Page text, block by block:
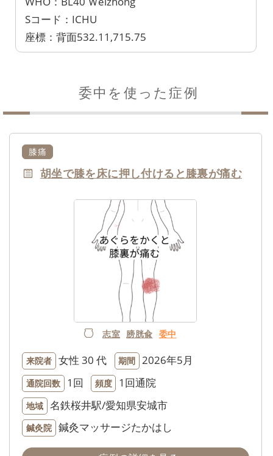
Sコード：ICHU
座標：背面532.11,715.75
委中を使った症例
膝痛
胡坐で膝を床に押し付けると膝裏が痛む
志室 膀胱兪 委中
来院者 女性 30 代 期間 2026年5月
通院回数 1回 頻度 1回通院
地域 名鉄桜井駅/愛知県安城市
鍼灸院 鍼灸マッサージたかはし